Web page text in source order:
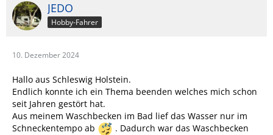
JEDO
Hobby-Fahrer
10. Dezember 2024
Hallo aus Schleswig Holstein.
Endlich konnte ich ein Thema beenden welches mich schon
seit Jahren gestört hat.
Aus meinem Waschbecken im Bad lief das Wasser nur im
Schneckentempo ab
. Dadurch war das Waschbecken